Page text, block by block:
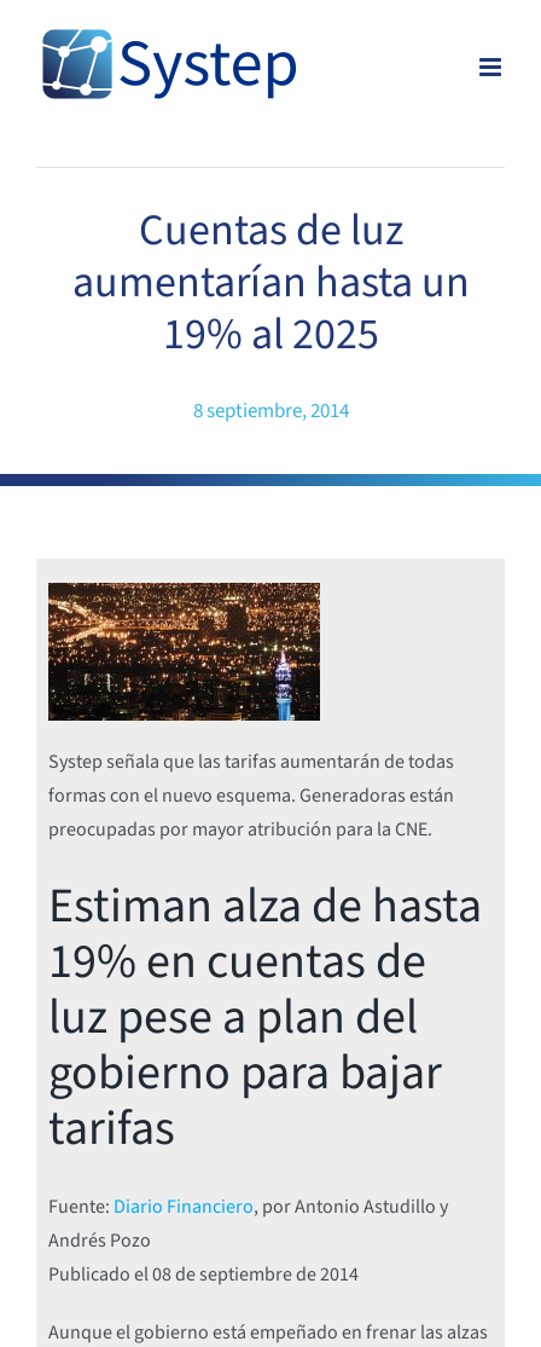
content
Cuentas de luz
aumentarían hasta un
19% al 2025
8 septiembre, 2014
Systep señala que las tarifas aumentarán de todas
formas con el nuevo esquema. Generadoras están
preocupadas por mayor atribución para la CNE.
Estiman alza de hasta
19% en cuentas de
luz pese a plan del
gobierno para bajar
tarifas
Fuente: Diario Financiero, por Antonio Astudillo y
Andrés Pozo
Publicado el 08de septiembre de 2014
Aunque el gobierno está empeñado en frenar las alzas